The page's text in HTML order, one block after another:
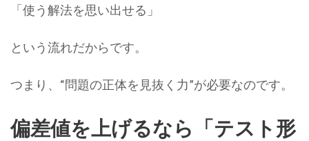
「使う解法を思い出せる」
という流れだからです。
つまり、“問題の正体を見抜く力”が必要なのです。
偏差値を上げるなら「テスト形